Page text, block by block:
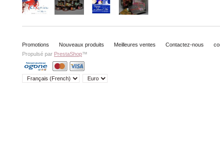
Promotions Nouveaux produits Meilleures ventes Contactez-nous
Propulsé par PrestaShop™